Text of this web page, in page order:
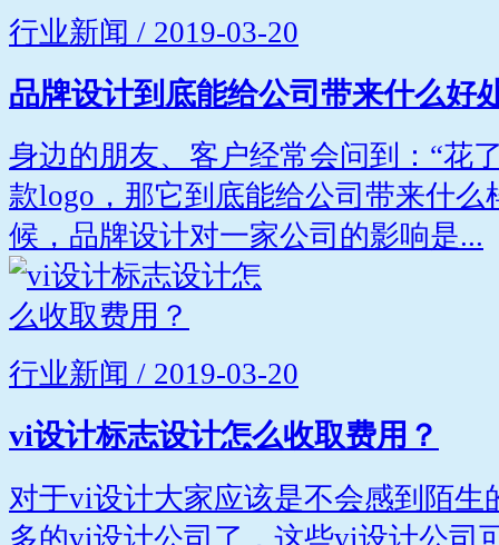
行业新闻 / 2019-03-20
品牌设计到底能给公司带来什么好
身边的朋友、客户经常会问到：“花
款logo，那它到底能给公司带来什么
候，品牌设计对一家公司的影响是...
行业新闻 / 2019-03-20
vi设计标志设计怎么收取费用？
对于vi设计大家应该是不会感到陌生
多的vi设计公司了，这些vi设计公司